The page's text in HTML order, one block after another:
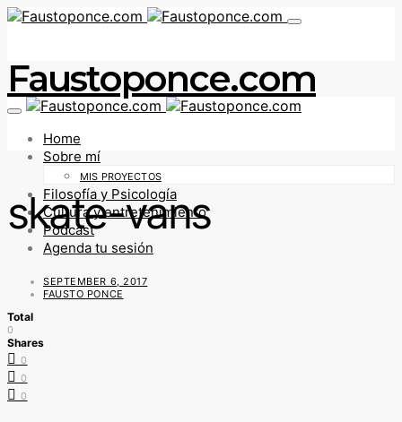
Faustoponce.com
Home
Sobre mí
MIS PROYECTOS
Filosofía y Psicología
Cultura y entretenimiento
Podcast
Agenda tu sesión
skate-vans
SEPTEMBER 6, 2017
FAUSTO PONCE
Total
0
Shares
0
0
0